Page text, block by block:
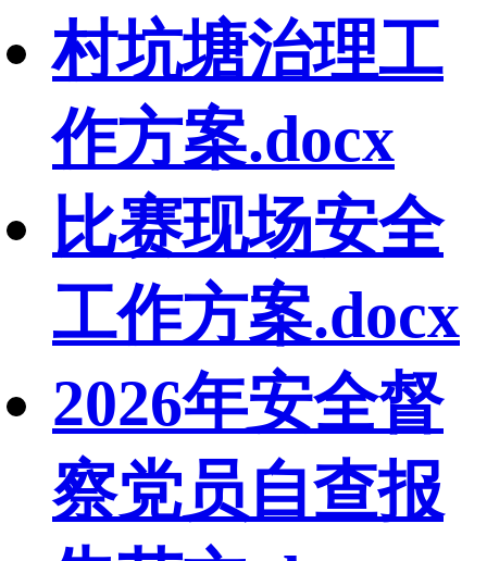
村坑塘治理工
作方案.docx
比赛现场安全
工作方案.docx
2026年安全督
察党员自查报